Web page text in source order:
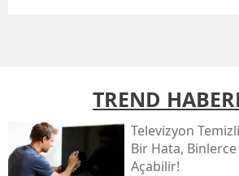
TREND
Televizyon
Bir Hata, Binlerce
Açabilir!